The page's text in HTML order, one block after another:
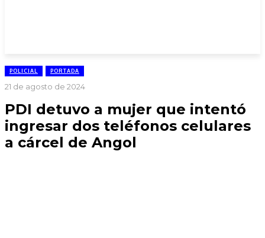
POLICIAL PORTADA
21 de agosto de 2024
PDI detuvo a mujer que intentó
ingresar dos teléfonos celulares
a cárcel de Angol